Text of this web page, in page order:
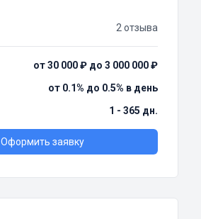
2 отзыва
от 30 000 ₽ до 3 000 000 ₽
от 0.1% до 0.5% в день
1 - 365 дн.
Оформить заявку